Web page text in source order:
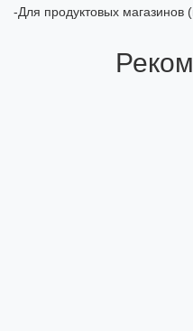
-Для продуктовых магазинов